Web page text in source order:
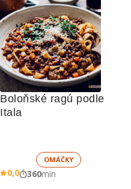
Boloňské ragú podle
Itala
OMÁČKY
0,0 360min